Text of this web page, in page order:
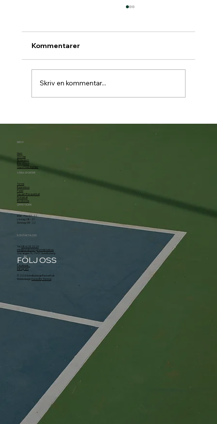
Kommentarer
Skriv en kommentar...
MENY
Hem
Om Oss
Bli Medlem
Boka Bana
Öppettider & priser
VÅRA SPORTER
Tennis
Badminton
Padel
Squash/Racquetball
Pickleball
Bordtennis
ÖPPETTIDER
Mån - Fre: 07 - 22
Lördag: 08 - 21
Söndag: 08 - 22
KONTAKTA OSS
Tel. 08-628 20 29
info@sundbybergstennisklubb.se
Örsvängen 10, 174 51 Sundbyberg
FÖLJ OSS
Facebook
Instagram
© 2026 Sundbybergs Rackethall
WebbdesignDavid Åhr Törnros